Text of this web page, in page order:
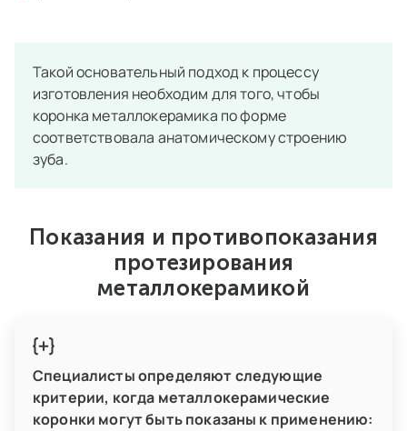
Такой основательный подход к процессу
изготовления необходим для того, чтобы
коронка металлокерамика по форме
соответствовала анатомическому строению
зуба.
Показания и противопоказания
протезирования
металлокерамикой
Специалисты определяют следующие
критерии, когда металлокерамические
коронки могут быть показаны к применению: